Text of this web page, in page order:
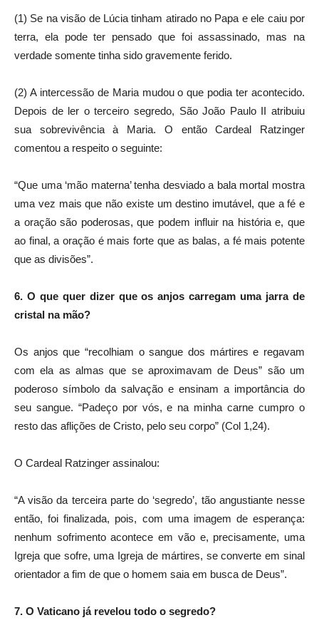
(1) Se na visão de Lúcia tinham atirado no Papa e ele caiu por
terra, ela pode ter pensado que foi assassinado, mas na
verdade somente tinha sido gravemente ferido.
(2) A intercessão de Maria mudou o que podia ter acontecido.
Depois de ler o terceiro segredo, São João Paulo II atribuiu
sua sobrevivência à Maria. O então Cardeal Ratzinger
comentou a respeito o seguinte:
“Que uma ‘mão materna’ tenha desviado a bala mortal mostra
uma vez mais que não existe um destino imutável, que a fé e
a oração são poderosas, que podem influir na história e, que
ao final, a oração é mais forte que as balas, a fé mais potente
que as divisões”.
6. O que quer dizer que os anjos carregam uma jarra de
cristal na mão?
Os anjos que “recolhiam o sangue dos mártires e regavam
com ela as almas que se aproximavam de Deus” são um
poderoso símbolo da salvação e ensinam a importância do
seu sangue. “Padeço por vós, e na minha carne cumpro o
resto das aflições de Cristo, pelo seu corpo” (Col 1,24).
O Cardeal Ratzinger assinalou:
“A visão da terceira parte do ‘segredo’, tão angustiante nesse
então, foi finalizada, pois, com uma imagem de esperança:
nenhum sofrimento acontece em vão e, precisamente, uma
Igreja que sofre, uma Igreja de mártires, se converte em sinal
orientador a fim de que o homem saia em busca de Deus”.
7. O Vaticano já revelou todo o segredo?